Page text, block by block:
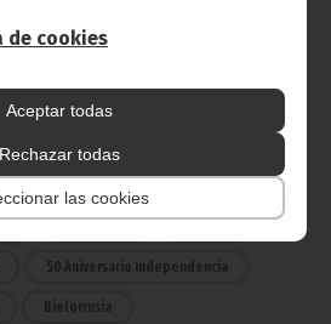
cookies
Aceptar todas
Rechazar todas
las cookies
Presidencia
Vicepresidencia
50 Aniversario Independencia
Bielorrusia